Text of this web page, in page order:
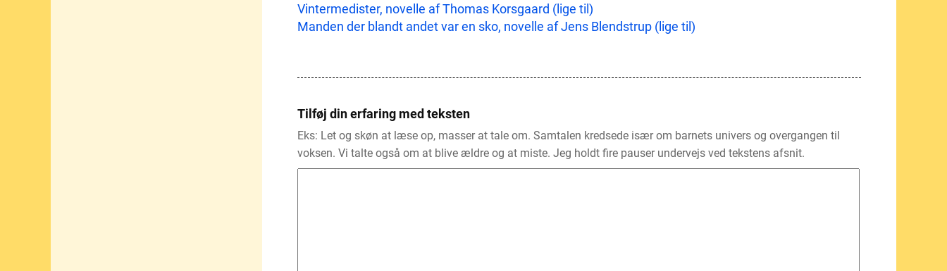
Vintermedister, novelle af Thomas Korsgaard (lige til)
Manden der blandt andet var en sko, novelle af Jens Blendstrup (lige til)
Tilføj din erfaring med teksten
Eks: Let og skøn at læse op, masser at tale om. Samtalen kredsede især om barnets univers og overgangen til
voksen. Vi talte også om at blive ældre og at miste. Jeg holdt fire pauser undervejs ved tekstens afsnit.